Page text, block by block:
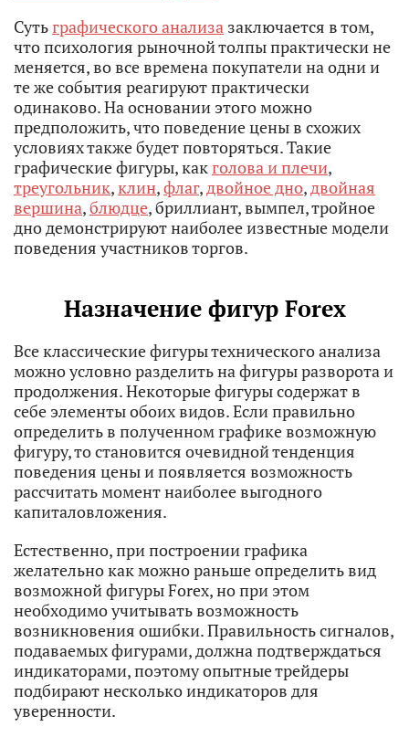
Сутьграфического анализа заключается в том,
что психология рыночной толпы практически не
меняется, во все времена покупатели на одни и
те же события реагируют практически
одинаково. На основании этого можно
предположить, что поведение цены в схожих
условиях также будет повторяться. Такие
графические фигуры, какголова и плечи,
треугольник,клин,флаг,двойное дно,двойная
вершина,блюдце, бриллиант, вымпел, тройное
дно демонстрируют наиболее известные модели
поведения участников торгов.
Назначение фигур Forex
Все классические фигуры технического анализа
можно условно разделить на фигуры разворота и
продолжения. Некоторые фигуры содержат в
себе элементы обоих видов. Если правильно
определить в полученном графике возможную
фигуру, то становится очевидной тенденция
поведения цены и появляется возможность
рассчитать момент наиболее выгодного
капиталовложения.
Естественно, при построении графика
желательно как можно раньше определить вид
возможной фигуры Forex, но при этом
необходимо учитывать возможность
возникновения ошибки. Правильность сигналов,
подаваемых фигурами, должна подтверждаться
индикаторами, поэтому опытные трейдеры
подбирают несколько индикаторов для
уверенности.